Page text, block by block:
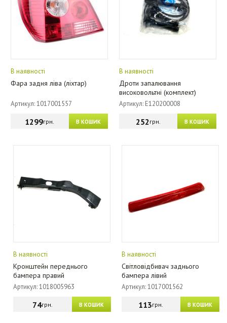
В наявності
Фара задня ліва (ліхтар)
Артикул: 1017001557
В КОШИК
1299грн.
В наявності
Дроти запалювання
високовольтні (комплект)
Артикул: E120200008
В КОШИК
252грн.
В наявності
Кронштейн переднього
бампера правий
Артикул: 1018005963
В КОШИК
74грн.
В наявності
Світловідбивач заднього
бампера лівий
Артикул: 1017001562
В КОШИК
113грн.